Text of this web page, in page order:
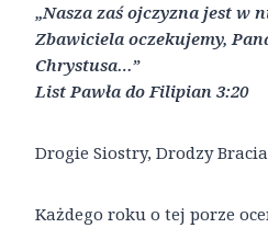
„Nasza zaś ojczyzna jest w
Zbawiciela oczekujemy,
Chrystusa…”
List Pawła do Filipian 3:20
Drogie Siostry, Drodzy
Każdego roku o tej porze